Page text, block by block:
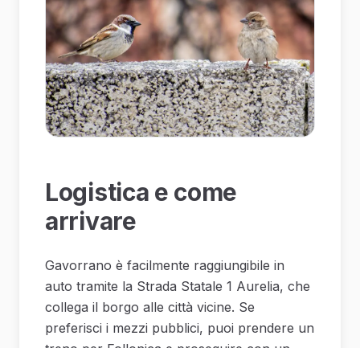
Logistica e come
arrivare
Gavorrano è facilmente raggiungibile in
auto tramite la Strada Statale 1 Aurelia, che
collega il borgo alle città vicine. Se
preferisci i mezzi pubblici, puoi prendere un